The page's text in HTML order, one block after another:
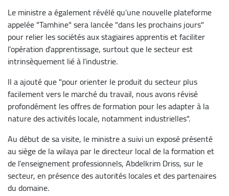
Le ministre a également révélé qu’une nouvelle plateforme
appelée "Tamhine" sera lancée "dans les prochains jours"
pour relier les sociétés aux stagiaires apprentis et faciliter
l’opération d’apprentissage, surtout que le secteur est
intrinsèquement lié à l’industrie.
Il a ajouté que "pour orienter le produit du secteur plus
facilement vers le marché du travail, nous avons révisé
profondément les offres de formation pour les adapter à la
nature des activités locale, notamment industrielles".
Au début de sa visite, le ministre a suivi un exposé présenté
au siège de la wilaya par le directeur local de la formation et
de l’enseignement professionnels, Abdelkrim Driss, sur le
secteur, en présence des autorités locales et des partenaires
du domaine.